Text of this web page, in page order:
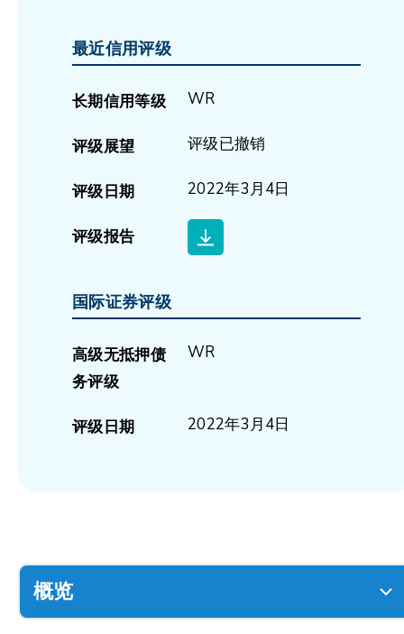
最近信用评级
长期信用等级 WR
评级展望 评级已撤销
评级日期 2022年3月4日
评级报告
国际证券评级
高级无抵押债
务评级
WR
评级日期 2022年3月4日
概览